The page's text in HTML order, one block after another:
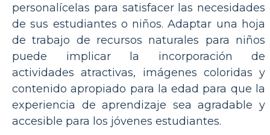
personalícelas para satisfacer las necesidades
de sus estudiantes o niños. Adaptar una hoja
de trabajo de recursos naturales para niños
puede implicar la incorporación de
actividades atractivas, imágenes coloridas y
contenido apropiado para la edad para que la
experiencia de aprendizaje sea agradable y
accesible para los jóvenes estudiantes.